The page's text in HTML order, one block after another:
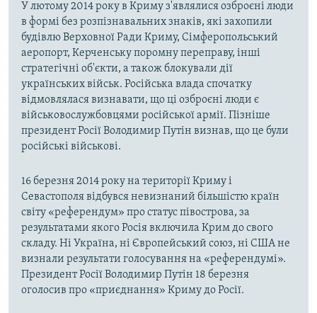
У лютому 2014 року в Криму з'являлися озброєні люди
в формі без розпізнавальних знаків, які захопили
будівлю Верховної Ради Криму, Сімферопольський
аеропорт, Керченську поромну переправу, інші
стратегічні об'єкти, а також блокували дії
українських військ. Російська влада спочатку
відмовлялася визнавати, що ці озброєні люди є
військовослужбовцями російської армії. Пізніше
президент Росії Володимир Путін визнав, що це були
російські військові.
16 березня 2014 року на території Криму і
Севастополя відбувся невизнаний більшістю країн
світу «референдум» про статус півострова, за
результатами якого Росія включила Крим до свого
складу. Ні Україна, ні Європейський союз, ні США не
визнали результати голосування на «референдумі».
Президент Росії Володимир Путін 18 березня
оголосив про «приєднання» Криму до Росії.